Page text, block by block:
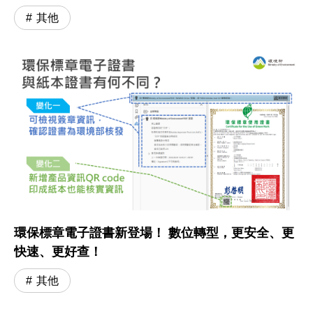
其他
環保標章電子證書新登場！ 數位轉型，更安全、更
快速、更好查！
其他